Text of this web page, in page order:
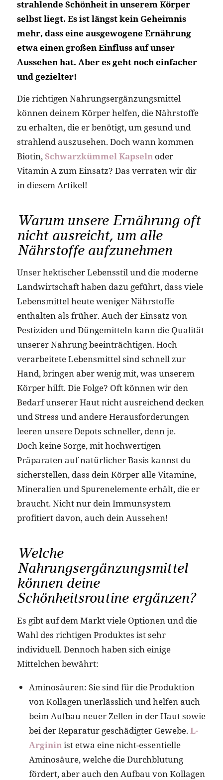
strahlende Schönheit in unserem Körper
selbst liegt. Es ist längst kein Geheimnis
mehr, dass eine ausgewogene Ernährung
etwa einen großen Einfluss auf unser
Aussehen hat. Aber es geht noch einfacher
und gezielter!
Die richtigen Nahrungsergänzungsmittel
können deinem Körper helfen, die Nährstoffe
zu erhalten, die er benötigt, um gesund und
strahlend auszusehen. Doch wann kommen
Biotin,Schwarzkümmel Kapselnoder
Vitamin A zum Einsatz? Das verraten wir dir
in diesem Artikel!
Warum unsere Ernährung oft
nicht ausreicht, um alle
Nährstoffe aufzunehmen
Unser hektischer Lebensstil und die moderne
Landwirtschaft haben dazu geführt, dass viele
Lebensmittel heute weniger Nährstoffe
enthalten als früher. Auch der Einsatz von
Pestiziden und Düngemitteln kann die Qualität
unserer Nahrung beeinträchtigen. Hoch
verarbeitete Lebensmittel sind schnell zur
Hand, bringen aber wenig mit, was unserem
Körper hilft. Die Folge? Oft können wir den
Bedarf unserer Haut nicht ausreichend decken
und Stress und andere Herausforderungen
leeren unsere Depots schneller, denn je.
Doch keine Sorge, mit hochwertigen
Präparaten auf natürlicher Basis kannst du
sicherstellen, dass dein Körper alle Vitamine,
Mineralien und Spurenelemente erhält, die er
braucht. Nicht nur dein Immunsystem
profitiert davon, auch dein Aussehen!
Welche
Nahrungsergänzungsmittel
können deine
Schönheitsroutine ergänzen?
Es gibt auf dem Markt viele Optionen und die
Wahl des richtigen Produktes ist sehr
individuell. Dennoch haben sich einige
Mittelchen bewährt:
Aminosäuren: Sie sind für die Produktion
von Kollagen unerlässlich und helfen auch
beim Aufbau neuer Zellen in der Haut sowie
bei der Reparatur geschädigter Gewebe. L-
Argininist etwa eine nicht-essentielle
Aminosäure, welche die Durchblutung
fördert, aber auch den Aufbau von Kollagen